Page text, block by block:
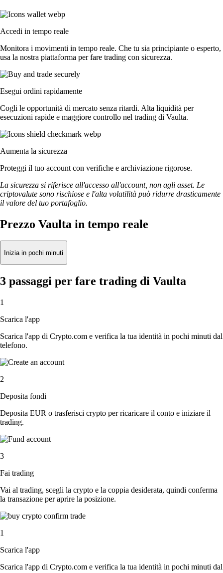
Accedi in tempo reale
Monitora i movimenti in tempo reale. Che tu sia principiante o esperto,
usa la nostra piattaforma per fare trading con sicurezza.
Esegui ordini rapidamente
Cogli le opportunità di mercato senza ritardi. Alta liquidità per
esecuzioni rapide e maggiore controllo nel trading di Vaulta.
Aumenta la sicurezza
Proteggi il tuo account con verifiche e archiviazione rigorose.
La sicurezza si riferisce all'accesso all'account, non agli asset. Le
criptovalute sono rischiose e l'alta volatilità può ridurre drasticamente
il valore del tuo portafoglio.
Prezzo Vaulta in tempo reale
Inizia in pochi minuti
3 passaggi per fare trading di Vaulta
1
Scarica l'app
Scarica l'app di Crypto.com e verifica la tua identità in pochi minuti dal
telefono.
2
Deposita fondi
Deposita EUR o trasferisci crypto per ricaricare il conto e iniziare il
trading.
3
Fai trading
Vai al trading, scegli la crypto e la coppia desiderata, quindi conferma
la transazione per aprire la posizione.
1
Scarica l'app
Scarica l'app di Crypto.com e verifica la tua identità in pochi minuti dal